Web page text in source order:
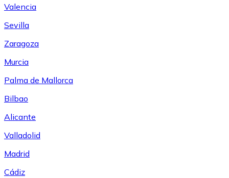
Valencia
Sevilla
Zaragoza
Murcia
Palma de Mallorca
Bilbao
Alicante
Valladolid
Madrid
Cádiz